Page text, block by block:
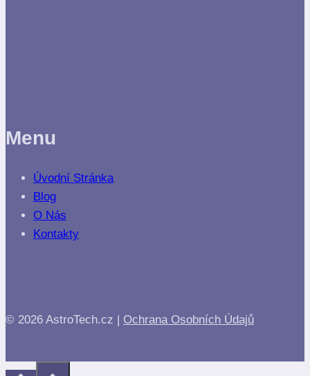
Menu
Úvodní Stránka
Blog
O Nás
Kontakty
© 2026 AstroTech.cz | Ochrana Osobních Údajů